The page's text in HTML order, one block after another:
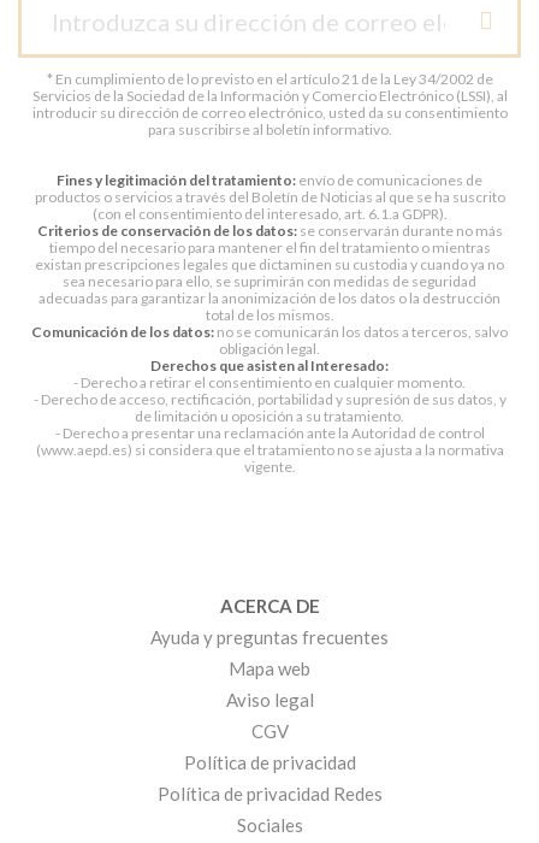
* En cumplimiento de lo previsto en el artículo 21 de la Ley 34/2002 de
Servicios de la Sociedad de la Información y Comercio Electrónico (LSSI), al
introducir su dirección de correo electrónico, usted da su consentimiento
para suscribirse al boletín informativo.
Fines y legitimación del tratamiento: envío de comunicaciones de
productos o servicios a través del Boletín de Noticias al que se ha suscrito
(con el consentimiento del interesado, art. 6.1.a GDPR).
Criterios de conservación de los datos:se conservarán durante no más
tiempo del necesario para mantener el fin del tratamiento o mientras
existan prescripciones legales que dictaminen su custodia y cuando ya no
sea necesario para ello, se suprimirán con medidas de seguridad
adecuadas para garantizar la anonimización de los datos o la destrucción
total de los mismos.
Comunicación de los datos: no se comunicarán los datos a terceros, salvo
obligación legal.
Derechos que asisten al Interesado:
- Derecho a retirar el consentimiento en cualquier momento.
- Derecho de acceso, rectificación, portabilidad y supresión de sus datos, y
de limitación u oposición a su tratamiento.
- Derecho a presentar una reclamación ante la Autoridad de control
(www.aepd.es) si considera que el tratamiento no se ajusta a la normativa
vigente.
ACERCA DE
Ayuda y preguntas frecuentes
Mapa web
Aviso legal
CGV
Política de privacidad
Política de privacidad Redes
Sociales